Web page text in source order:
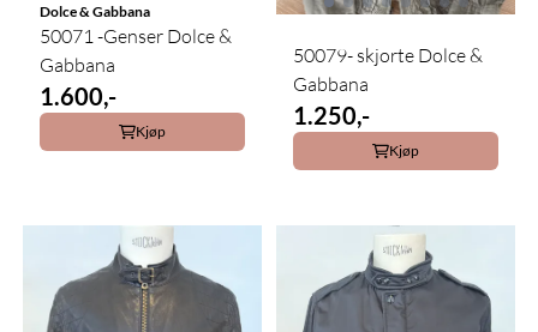
Dolce & Gabbana
50071 -Genser Dolce &
Gabbana
1.600,-
Kjøp
50079- skjorte Dolce &
Gabbana
1.250,-
Kjøp